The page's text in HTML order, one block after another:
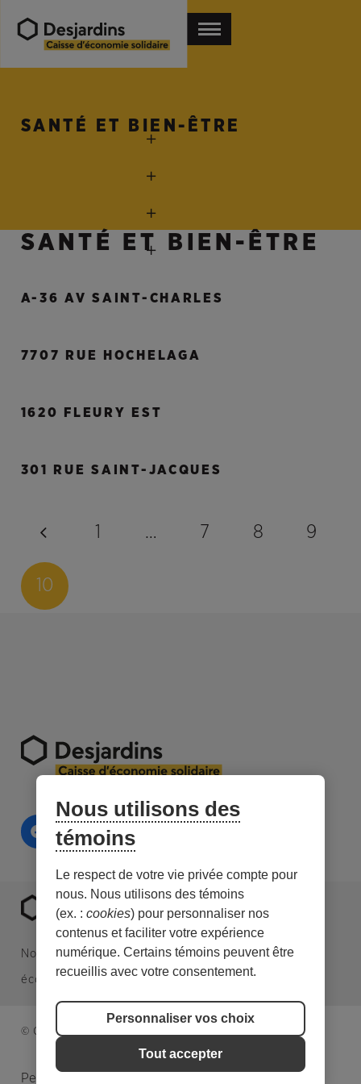
SANTÉ ET BIEN-ÊTRE
SANTÉ ET BIEN-ÊTRE
A-36 AV SAINT-CHARLES
7707 RUE HOCHELAGA
1620 FLEURY EST
301 RUE SAINT-JACQUES
1 … 7 8 9
10
Nous sommes une caisse Desjardins spécialisée en
économie sociale et en investissement responsable.
© Caisse d’économie solidaire. Tous droits réservés.
Personnaliser les témoins
Nous utilisons des
témoins
Le respect de votre vie privée compte pour
nous. Nous utilisons des témoins
(ex. : cookies) pour personnaliser nos
contenus et faciliter votre expérience
numérique. Certains témoins peuvent être
recueillis avec votre consentement.
Personnaliser vos choix
Tout accepter